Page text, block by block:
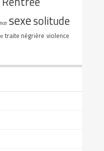
sexesolitude
traite négrière violence